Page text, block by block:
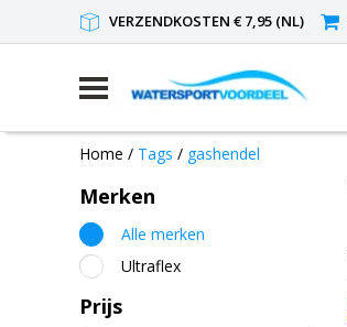
VERZENDKOSTEN € 7,95 (NL)
Home / Tags / gashendel
Merken
Alle merken
Ultraflex
Prijs